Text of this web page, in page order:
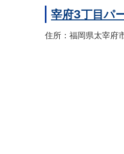
宰府3丁目パ
住所：福岡県太宰府